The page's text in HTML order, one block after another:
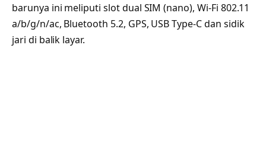
barunya ini meliputi slot dual SIM (nano), Wi-Fi 802.11
a/b/g/n/ac, Bluetooth 5.2, GPS, USB Type-C dan sidik
jari di balik layar.